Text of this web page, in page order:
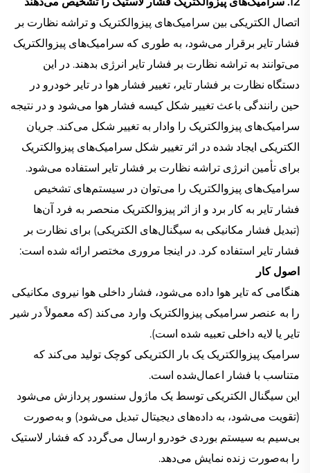
اتصال الکتریکی بین سرامیک‌های پیزوالکتریک و تراشه نظارت بر
فشار تایر برقرار می‌شود، به طوری که سرامیک‌های پیزوالکتریک
می‌توانند به تراشه نظارت بر فشار تایر انرژی بدهند. در این
دستگاه نظارت بر فشار تایر، تغییر فشار هوا در تایر خودرو در
حین رانندگی باعث تغییر شکل کیسه فشار هوا می‌شود و در نتیجه
سرامیک‌های پیزوالکتریک را وادار به تغییر شکل می‌کند. جریان
الکتریکی ایجاد شده در اثر تغییر شکل سرامیک‌های پیزوالکتریک
برای تأمین انرژی تراشه نظارت بر فشار تایر استفاده می‌شود.
سرامیک‌های پیزوالکتریک را می‌توان در سیستم‌های تشخیص
فشار تایر به کار برد و از اثر پیزوالکتریک منحصر به فرد آن‌ها
(تبدیل فشار مکانیکی به سیگنال‌های الکتریکی) برای نظارت بر
فشار تایر استفاده کرد. در اینجا مروری مختصر ارائه شده است:
اصول کار
هنگامی که تایر هوا داده می‌شود، فشار داخلی هوا نیروی مکانیکی
را به عنصر سرامیکی پیزوالکتریک وارد می‌کند (که معمولاً در شیر
تایر یا لایه داخلی تعبیه شده است).
سرامیک پیزوالکتریک یک بار الکتریکی کوچک تولید می‌کند که
متناسب با فشار اعمال‌شده است.
این سیگنال الکتریکی توسط یک ماژول سنسور پردازش می‌شود
(تقویت می‌شود، به داده‌های دیجیتال تبدیل می‌شود) و به‌صورت
بی‌سیم به سیستم بوردی خودرو ارسال می‌گردد که فشار لاستیک
را به‌صورت زنده نمایش می‌دهد.